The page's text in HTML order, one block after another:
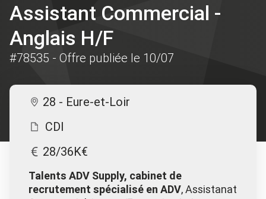
Assistant Commercial -
Anglais H/F
#78535 - Offre publiée le 10/07
28 - Eure-et-Loir
CDI
28/36K€
Talents ADV Supply, cabinet de
recrutement spécialisé en ADV, Assistanat